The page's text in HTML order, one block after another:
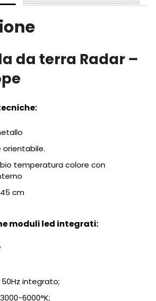
da terra Radar –
orientabile.
temperatura colore con
45 cm
moduli led integrati:
50Hz integrato;
3000-6000°K;